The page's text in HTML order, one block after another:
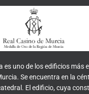
es uno de los edificios más
Se encuentra en la
El edificio, cuya